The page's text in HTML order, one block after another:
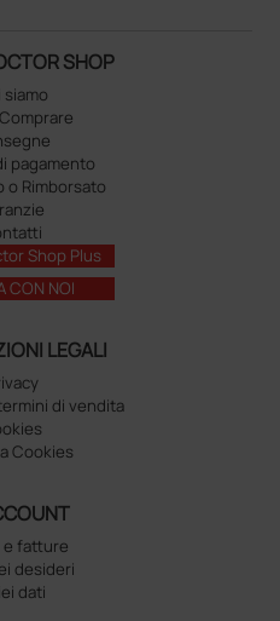
SHOP
siamo
pagamento
o Rimborsato
Shop Plus
CON NOI
LEGALI
di vendita
Cookies
e fatture
desideri
dati